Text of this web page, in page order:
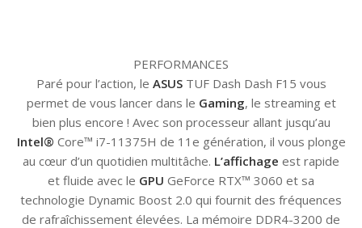
PERFORMANCES
Paré pour l’action, le ASUSTUF Dash Dash F15 vous
permet de vous lancer dans le Gaming, le streaming et
bien plus encore ! Avec son processeur allant jusqu’au
Intel® Core™ i7-11375H de 11e génération, il vous plonge
au cœur d’un quotidien multitâche. L’affichage est rapide
et fluide avec le GPU GeForce RTX™ 3060 et sa
technologie Dynamic Boost 2.0 qui fournit des fréquences
de rafraîchissement élevées. La mémoire DDR4-3200 de